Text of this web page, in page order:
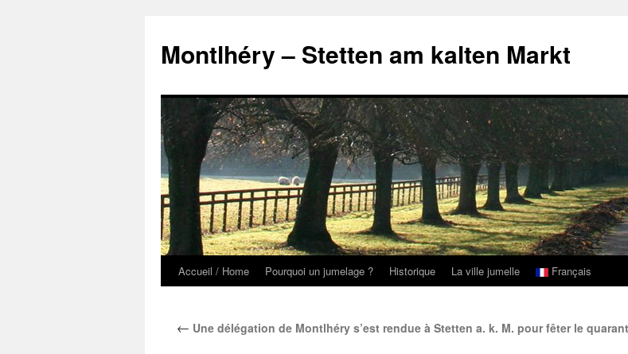
Montlhéry – Stetten am kalten Markt
Aller
contenu
Accueil / Home Pourquoi un jumelage ? Historique La ville jumelle Français
← Une délégation de Montlhéry s’est rendue à Stetten a. k. M. pour fêter le